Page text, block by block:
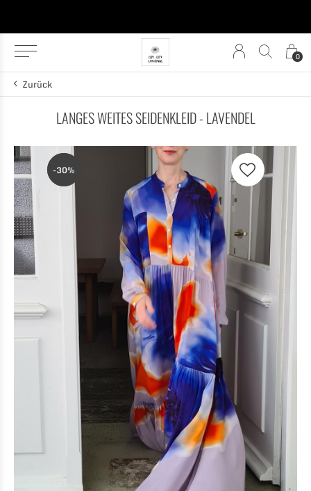
0
Zurück
LANGES WEITES SEIDENKLEID - LAVENDEL
-30%
-30%